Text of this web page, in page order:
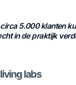
circa 5.000 klanten
in de praktijk
labs